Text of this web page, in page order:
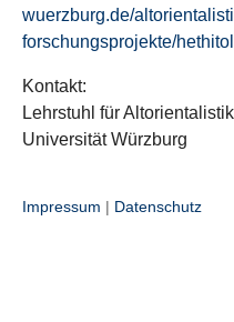
wuerzburg.de/
forschungsprojekte/
Kontakt:
Lehrstuhl für Altorientalistik
Universität Würzburg
Impressum | Datenschutz